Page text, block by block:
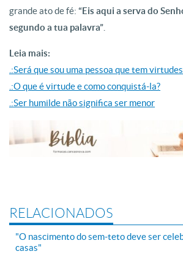
grande ato de fé: “Eis aqui a serva do
segundo a tua palavra”
Leia mais:
.:Será que sou uma pessoa que tem
.:O que é virtude e como conquistá-la?
.:Ser humilde não significa ser menor
RELACIONADOS
"O nascimento do sem-teto deve ser
casas"